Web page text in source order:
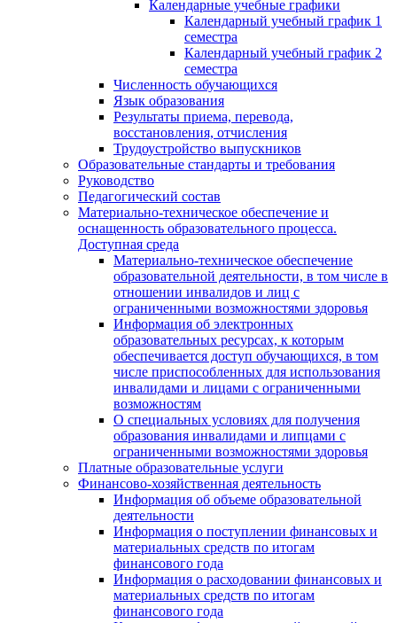
Календарные учебные графики
Календарный учебный график 1
семестра
Календарный учебный график 2
семестра
Численность обучающихся
Язык образования
Результаты приема, перевода,
восстановления, отчисления
Трудоустройство выпускников
Образовательные стандарты и требования
Руководство
Педагогический состав
Материально-техническое обеспечение и
оснащенность образовательного процесса.
Доступная среда
Материально-техническое обеспечение
образовательной деятельности, в том числе в
отношении инвалидов и лиц с
ограниченными возможностями здоровья
Информация об электронных
образовательных ресурсах, к которым
обеспечивается доступ обучающихся, в том
числе приспособленных для использования
инвалидами и лицами с ограниченными
возможностям
О специальных условиях для получения
образования инвалидами и липцами с
ограниченными возможностями здоровья
Платные образовательные услуги
Финансово-хозяйственная деятельность
Информация об объеме образовательной
деятельности
Информация о поступлении финансовых и
материальных средств по итогам
финансового года
Информация о расходовании финансовых и
материальных средств по итогам
финансового года